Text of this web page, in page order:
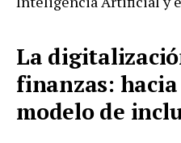
La
finanzas:
modelo de